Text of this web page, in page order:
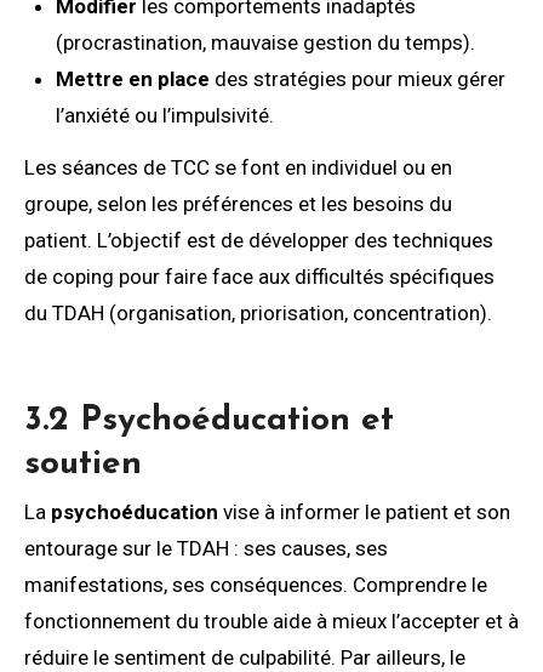
Modifier les comportements inadaptés
(procrastination, mauvaise gestion du temps).
Mettre en place des stratégies pour mieux gérer
l’anxiété ou l’impulsivité.
Les séances de TCC se font en individuel ou en
groupe, selon les préférences et les besoins du
patient. L’objectif est de développer des techniques
de coping pour faire face aux difficultés spécifiques
du TDAH (organisation, priorisation, concentration).
3.2 Psychoéducation et
soutien
La psychoéducation vise à informer le patient et son
entourage sur le TDAH : ses causes, ses
manifestations, ses conséquences. Comprendre le
fonctionnement du trouble aide à mieux l’accepter et à
réduire le sentiment de culpabilité. Par ailleurs, le